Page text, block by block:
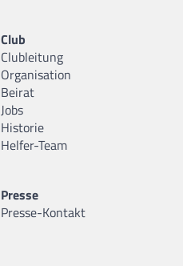
Club
Clubleitung
Organisation
Beirat
Jobs
Historie
Helfer-Team
Presse
Presse-Kontakt